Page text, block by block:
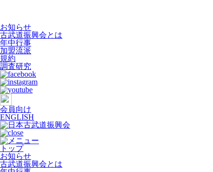
お知らせ
古武道振興会とは
年中行事
加盟流派
規約
調査研究
会員向け
ENGLISH
トップ
お知らせ
古武道振興会とは